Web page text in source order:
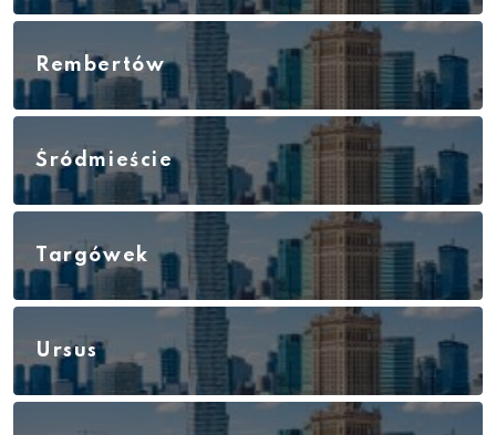
Rembertów
Śródmieście
Targówek
Ursus